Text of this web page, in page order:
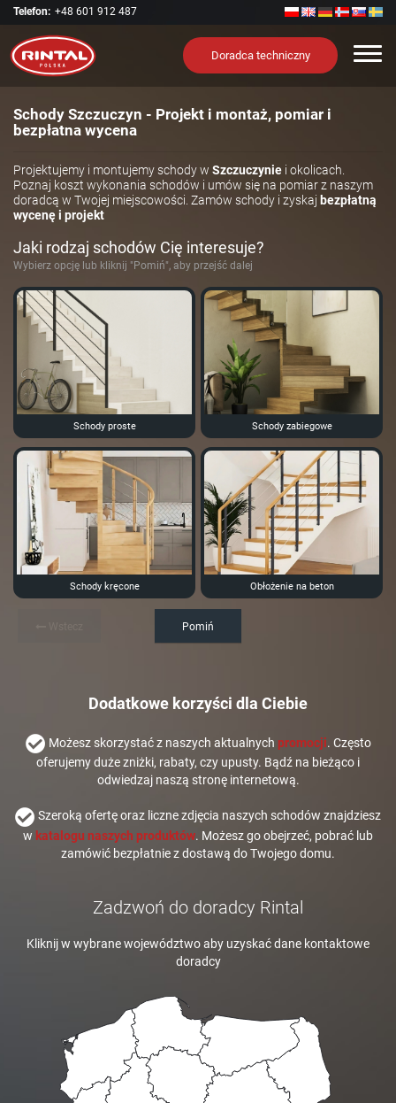
Telefon: +48 601 912 487
Doradca techniczny
Schody Szczuczyn - Projekt i montaż, pomiar i
bezpłatna wycena
Projektujemy i montujemy schody w Szczuczynie i okolicach.
Poznaj koszt wykonania schodów i umów się na pomiar z naszym
doradcą w Twojej miejscowości. Zamów schody i zyskaj bezpłatną
wycenę i projekt
Jaki rodzaj schodów Cię interesuje?
Wybierz opcję lub kliknij "Pomiń", aby przejść dalej
Schody proste Schody zabiegowe
Schody kręcone Obłożenie na beton
Pomiń
Dodatkowe korzyści dla Ciebie
Możesz skorzystać z naszych aktualnych promocji. Często
oferujemy duże zniżki, rabaty, czy upusty. Bądź na bieżąco i
odwiedzaj naszą stronę internetową.
Szeroką ofertę oraz liczne zdjęcia naszych schodów znajdziesz
w katalogu naszych produktów. Możesz go obejrzeć, pobrać lub
zamówić bezpłatnie z dostawą do Twojego domu.
Zadzwoń do doradcy Rintal
Kliknij w wybrane województwo aby uzyskać dane kontaktowe
doradcy